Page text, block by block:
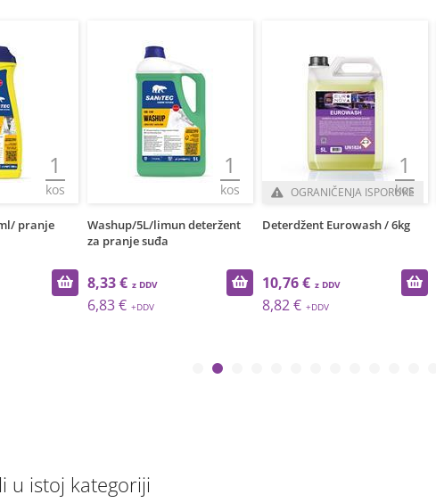
1
kos
pranje
1
kos
Washup/5L/limun deteržent
za pranje suđa
8,33 €
6,83 €
1
kos
OGRANIČENJA ISPORUKE
Deterdžent Eurowash / 6kg
10,76 €
8,82 €
u istoj kategoriji